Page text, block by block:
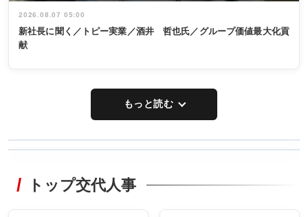
2026.08.07 05:00
新社長に聞く／トピー実業／酒井 哲也氏／グループ価値最大化貢
献
もっと読む
非鉄業界で
タックトレー
トップ交代人事